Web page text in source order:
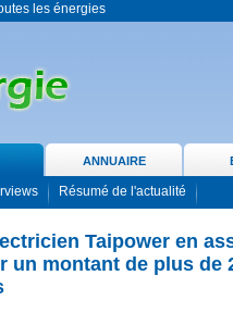
les énergies
ANNUAIRE
Résumé de l'actualité
Taipower en
un montant de plus de